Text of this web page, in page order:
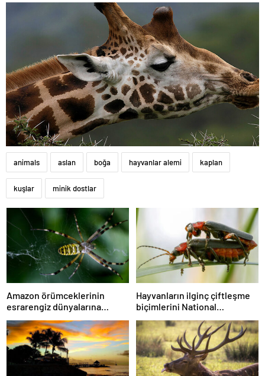
animals aslan boğa hayvanlar alemi kaplan
kuşlar minik dostlar
Amazon örümceklerinin
esrarengiz dünyalarına
gitmeye hazır olun.
Hayvanların ilginç çiftleşme
biçimlerini National
Geographic görüntüledi.